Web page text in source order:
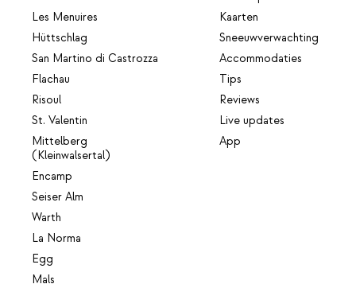
Les Menuires
Hüttschlag
San Martino di Castrozza
Flachau
Risoul
St. Valentin
Mittelberg
(Kleinwalsertal)
Encamp
Seiser Alm
Warth
La Norma
Egg
Mals
Kaarten
Sneeuwverwachting
Accommodaties
Tips
Reviews
Live updates
App